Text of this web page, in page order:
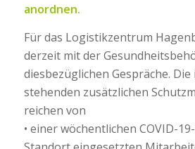
anordnen.
Für das Logistikzentrum
derzeit mit der
diesbezüglichen Gespräche.
stehenden zusätzlichen
reichen von
• einer wöchentlichen COVID-